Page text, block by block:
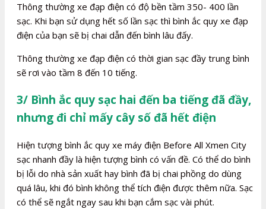
Thông thường xe đạp điện có độ bền tầm 350- 400 lần
sạc. Khi bạn sử dụng hết số lần sạc thì bình ắc quy xe đạp
điện của bạn sẽ bị chai dẫn đến bình lâu đấy.
Thông thường xe đạp điện có thời gian sạc đầy trung bình
sẽ rơi vào tầm 8 đến 10 tiếng.
3/ Bình ắc quy sạc hai đến ba tiếng đã đầy,
nhưng đi chỉ mấy cây số đã hết điện
Hiện tượng bình ắc quy xe máy điện Before All Xmen City
sạc nhanh đầy là hiện tượng bình có vấn đề. Có thể do bình
bị lỗi do nhà sản xuất hay bình đã bị chai phồng do dùng
quá lâu, khi đó bình không thể tích điện được thêm nữa. Sạc
có thể sẽ ngắt ngay sau khi bạn cắm sạc vài phút.